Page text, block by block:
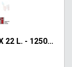
22 L. - 1250...